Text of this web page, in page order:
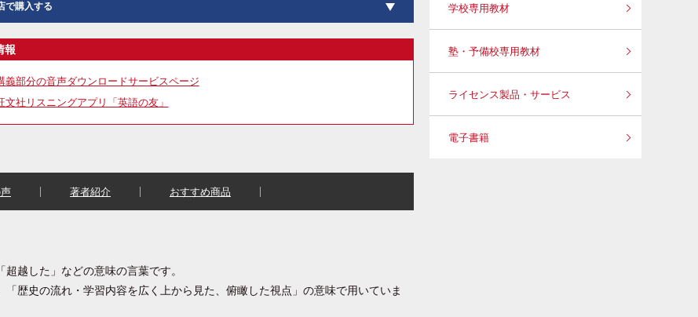
で購入する
報
義部分の音声ダウンロードサービスページ
文社リスニングアプリ「英語の友」
著者紹介 おすすめ商品
超越した」などの意味の言葉です。
「歴史の流れ・学習内容を広く上から見た、俯瞰した視点」の意味で用いていま
学校専用教材
塾・予備校専用教材
ライセンス製品・サービス
電子書籍